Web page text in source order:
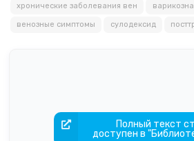
хронические заболевания вен
венозные симптомы сулодексид
Полный текст
доступен в